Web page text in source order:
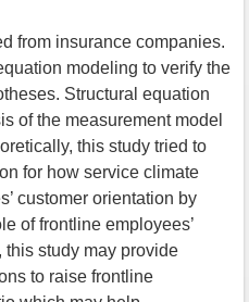
from insurance companies.
modeling to verify the
Structural equation
of the measurement model
this study tried to
for how service climate
customer orientation by
of frontline employees’
study may provide
to raise frontline